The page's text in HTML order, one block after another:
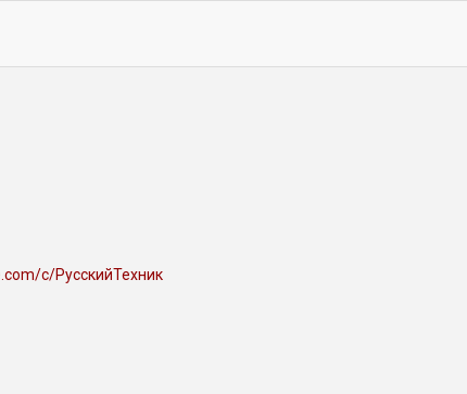
c/РусскийТехник